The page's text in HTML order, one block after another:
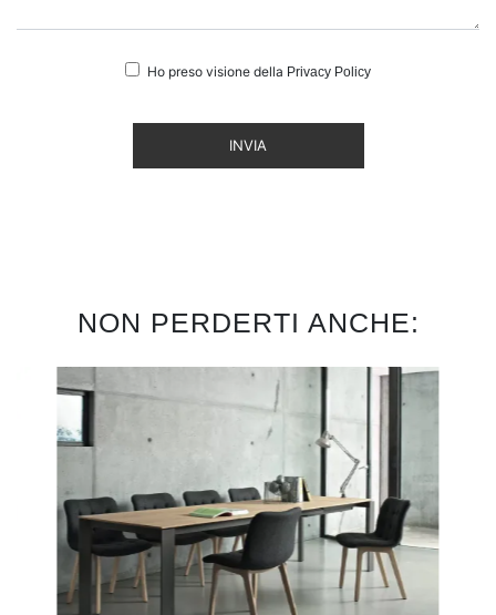
Ho preso visione della Privacy Policy
INVIA
NON PERDERTI ANCHE: